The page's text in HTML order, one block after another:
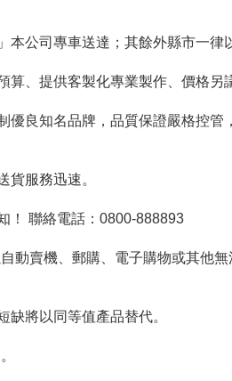
本公司專車送達；其餘外縣市一律
算、提供客製化專業製作、價格另
優良知名品牌，品質保證嚴格控管
貨服務迅速。
！ 聯絡電話：0800-888893
動賣機、郵購、電子購物或其他
缺將以同等值產品替代。